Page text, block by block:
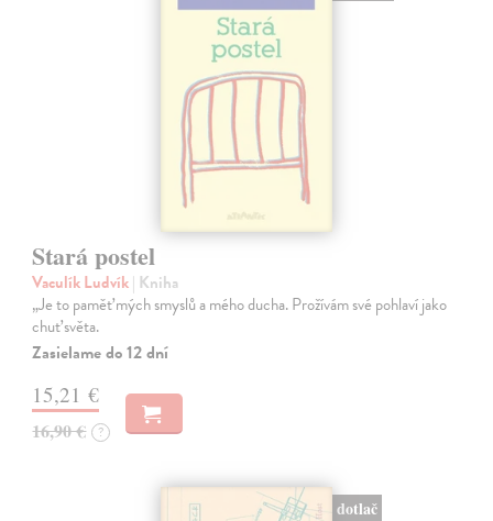
Stará postel
Vaculík Ludvík| Kniha
„Je to paměť mých smyslů a mého ducha. Prožívám své pohlaví jako
chuť světa.
Zasielame do 12 dní
15,21 €
16,90 € ?
dotlač